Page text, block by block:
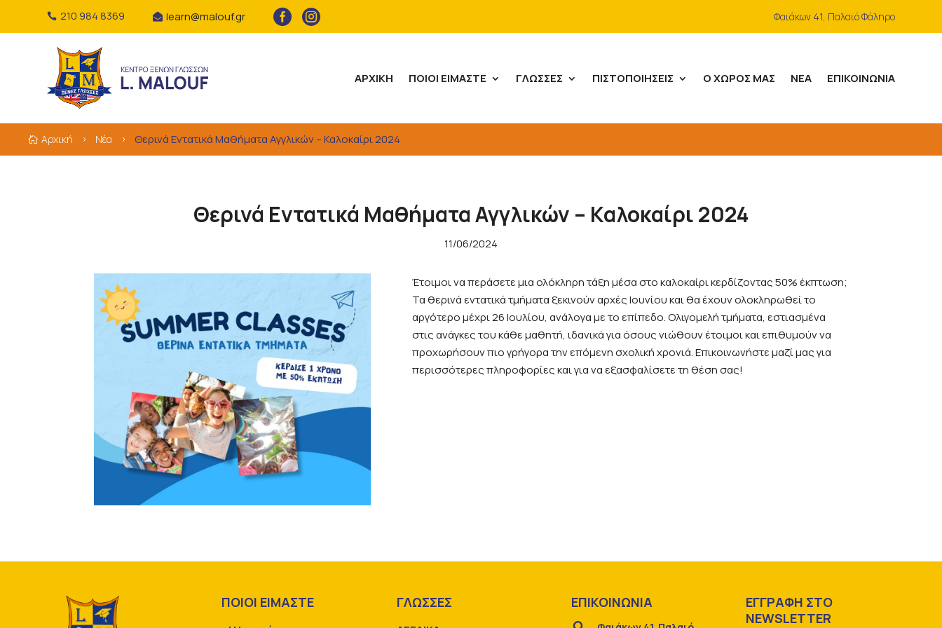
 210 984 8369  learn@malouf.gr   Φαιάκων 41, Παλαιό Φάληρο
ΑΡΧΙΚΉ ΠΟΙΟΙ ΕΊΜΑΣΤΕ ΓΛΏΣΣΕΣ ΠΙΣΤΟΠΟΙΉΣΕΙΣ Ο ΧΏΡΟΣ ΜΑΣ ΝΈΑ ΕΠΙΚΟΙΝΩΝΊΑ
 Αρχική 5 Νέα 5 Θερινά Εντατικά Μαθήματα Αγγλικών – Καλοκαίρι 2024
Θερινά Εντατικά Μαθήματα Αγγλικών – Καλοκαίρι 2024
11/06/2024
Έτοιμοι να περάσετε μια ολόκληρη τάξη μέσα στο καλοκαίρι κερδίζοντας 50% έκπτωση;
Τα θερινά εντατικά τμήματα ξεκινούν αρχές Ιουνίου και θα έχουν ολοκληρωθεί το
αργότερο μέχρι 26 Ιουλίου, ανάλογα με το επίπεδο. Ολιγομελή τμήματα, εστιασμένα
στις ανάγκες του κάθε μαθητή, ιδανικά για όσους νιώθουν έτοιμοι και επιθυμούν να
προχωρήσουν πιο γρήγορα την επόμενη σχολική χρονιά. Επικοινωνήστε μαζί μας για
περισσότερες πληροφορίες και για να εξασφαλίσετε τη θέση σας!
ΠΟΙΟΙ ΕΙΜΑΣΤΕ ΓΛΩΣΣΕΣ ΕΠΙΚΟΙΝΩΝΙΑ
ΕΓΓΡΑΦΗ ΣΤΟ
NEWSLETTER